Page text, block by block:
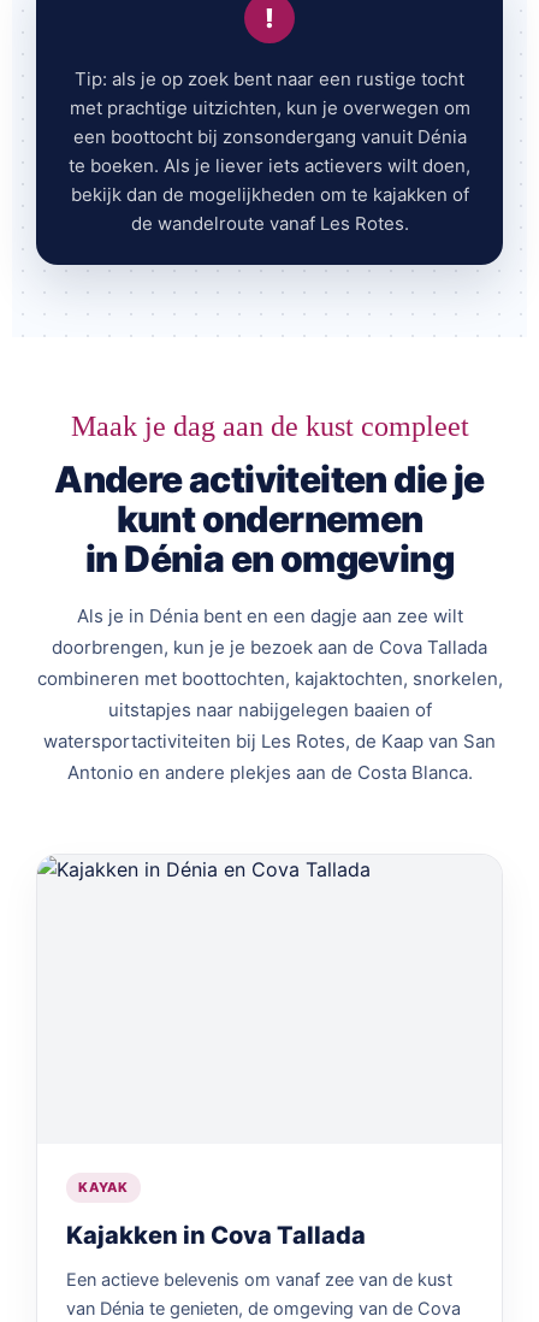
!
Tip: als je op zoek bent naar een rustige tocht
met prachtige uitzichten, kun je overwegen om
een boottocht bij zonsondergang vanuit Dénia
te boeken. Als je liever iets actievers wilt doen,
bekijk dan de mogelijkheden om te kajakken of
de wandelroute vanaf Les Rotes.
Maak je dag aan de kust compleet
Andere activiteiten die je
kunt ondernemen
in Dénia en omgeving
Als je in Dénia bent en een dagje aan zee wilt
doorbrengen, kun je je bezoek aan de Cova Tallada
combineren met boottochten, kajaktochten, snorkelen,
uitstapjes naar nabijgelegen baaien of
watersportactiviteiten bij Les Rotes, de Kaap van San
Antonio en andere plekjes aan de Costa Blanca.
KAYAK
Kajakken in Cova Tallada
Een actieve belevenis om vanaf zee van de kust
van Dénia te genieten, de omgeving van de Cova